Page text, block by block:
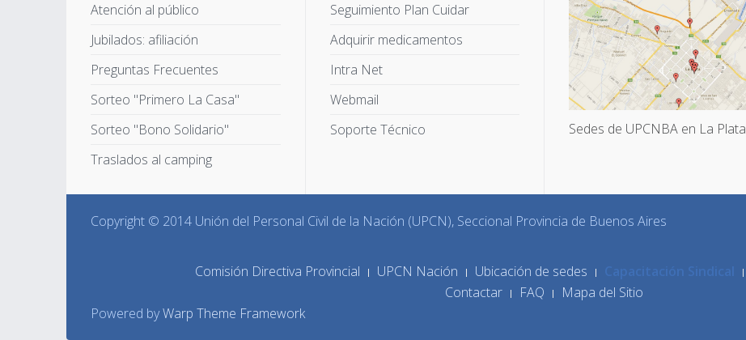
Atención al público
Jubilados: afiliación
Preguntas Frecuentes
Sorteo "Primero La Casa"
Sorteo "Bono Solidario"
Traslados al camping
Seguimiento Plan Cuidar
Adquirir medicamentos
Intra Net
Webmail
Soporte Técnico
Sedes de UPCNBA en La Plata
Copyright © 2014 Unión del Personal Civil de la Nación (UPCN), Seccional Provincia de Buenos Aires
Comisión Directiva Provincial UPCN Nación Ubicación de sedes Capacitación Sindical
Contactar
FAQ
Mapa del Sitio
Powered byWarp Theme Framework